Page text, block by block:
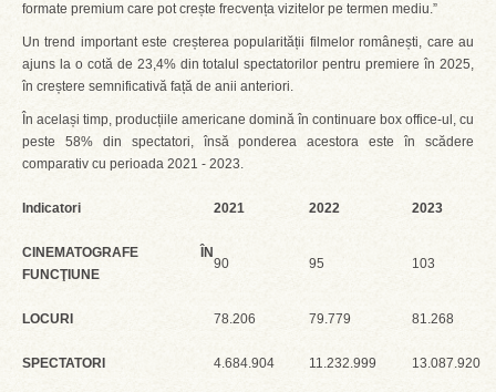
formate premium care pot crește frecvența vizitelor pe termen mediu.”
Un trend important este creșterea popularității filmelor românești, care au
ajuns la o cotă de 23,4% din totalul spectatorilor pentru premiere în 2025,
în creștere semnificativă față de anii anteriori.
În același timp, producțiile americane domină în continuare box office-ul, cu
peste 58% din spectatori, însă ponderea acestora este în scădere
comparativ cu perioada 2021 - 2023.
Indicatori 2021 2022 2023
CINEMATOGRAFE ÎN
FUNCŢIUNE
90 95 103
LOCURI 78.206 79.779 81.268
SPECTATORI 4.684.904 11.232.999 13.087.920